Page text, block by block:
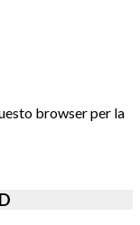
browser per la